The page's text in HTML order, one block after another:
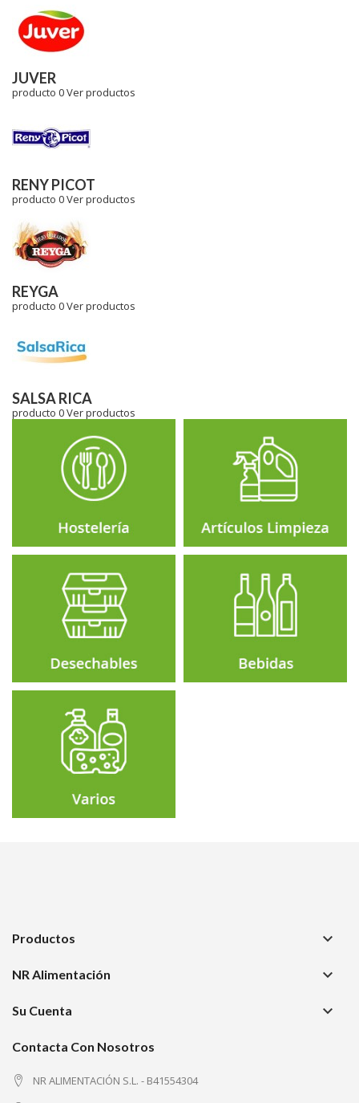
JUVER
producto 0Ver productos
RENY PICOT
producto 0Ver productos
REYGA
producto 0Ver productos
SALSA RICA
producto 0Ver productos
Productos keyboard_arrow_down
NR Alimentación keyboard_arrow_down
Su Cuenta keyboard_arrow_down
Contacta Con Nosotros
NR ALIMENTACIÓN S.L. - B41554304